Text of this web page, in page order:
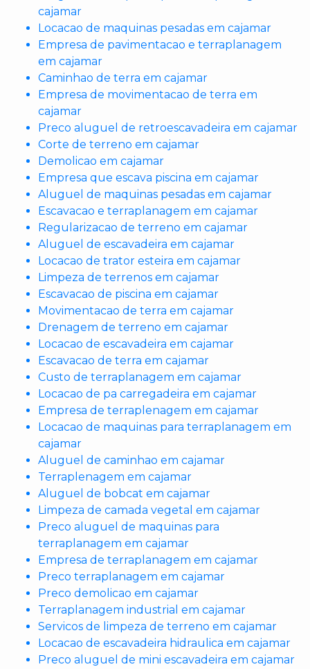
cajamar
Locacao de maquinas pesadas em cajamar
Empresa de pavimentacao e terraplanagem
em cajamar
Caminhao de terra em cajamar
Empresa de movimentacao de terra em
cajamar
Preco aluguel de retroescavadeira em cajamar
Corte de terreno em cajamar
Demolicao em cajamar
Empresa que escava piscina em cajamar
Aluguel de maquinas pesadas em cajamar
Escavacao e terraplanagem em cajamar
Regularizacao de terreno em cajamar
Aluguel de escavadeira em cajamar
Locacao de trator esteira em cajamar
Limpeza de terrenos em cajamar
Escavacao de piscina em cajamar
Movimentacao de terra em cajamar
Drenagem de terreno em cajamar
Locacao de escavadeira em cajamar
Escavacao de terra em cajamar
Custo de terraplanagem em cajamar
Locacao de pa carregadeira em cajamar
Empresa de terraplenagem em cajamar
Locacao de maquinas para terraplanagem em
cajamar
Aluguel de caminhao em cajamar
Terraplenagem em cajamar
Aluguel de bobcat em cajamar
Limpeza de camada vegetal em cajamar
Preco aluguel de maquinas para
terraplanagem em cajamar
Empresa de terraplanagem em cajamar
Preco terraplanagem em cajamar
Preco demolicao em cajamar
Terraplanagem industrial em cajamar
Servicos de limpeza de terreno em cajamar
Locacao de escavadeira hidraulica em cajamar
Preco aluguel de mini escavadeira em cajamar